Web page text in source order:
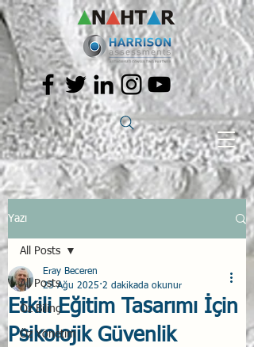
Yazı
All Posts
Öz Bilinç
Öz Yönetim
All Posts
Etkili Eğitim Tasarımı İçin
Psikolojik Güvenlik
Eray Beceren
23 Ağu 2025 2 dakikada okunur